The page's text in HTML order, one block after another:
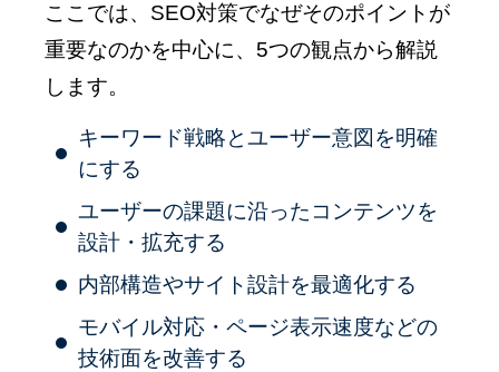
ここでは、SEO対策でなぜそのポイントが
重要なのかを中心に、5つの観点から解説
します。
キーワード戦略とユーザー意図を明確
にする
ユーザーの課題に沿ったコンテンツを
設計・拡充する
内部構造やサイト設計を最適化する
モバイル対応・ページ表示速度などの
技術面を改善する